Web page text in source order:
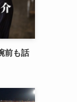
前も話